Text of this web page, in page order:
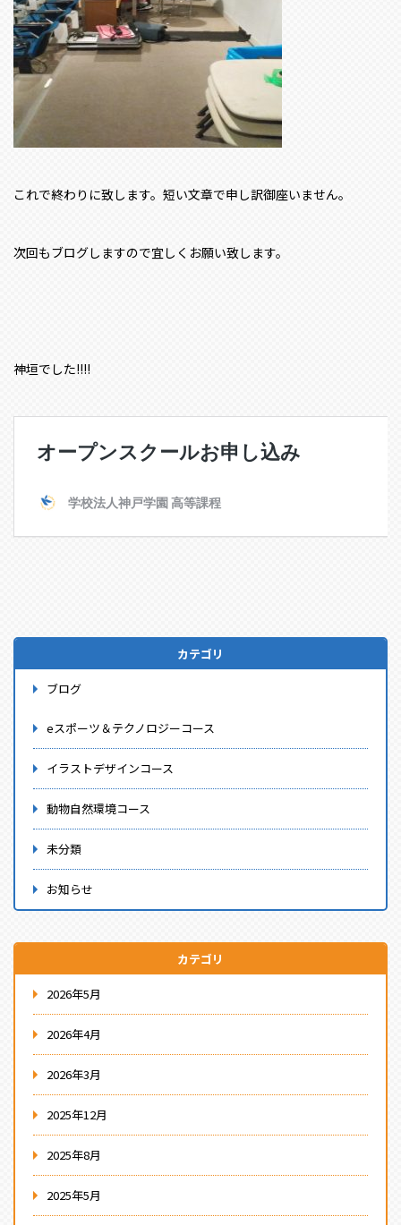
これで終わりに致します。短い文章で申し訳御座いません。
次回もブログしますので宜しくお願い致します。
神垣でした!!!!
カテゴリ
ブログ
eスポーツ＆テクノロジーコース
イラストデザインコース
動物自然環境コース
未分類
お知らせ
カテゴリ
2026年5月
2026年4月
2026年3月
2025年12月
2025年8月
2025年5月